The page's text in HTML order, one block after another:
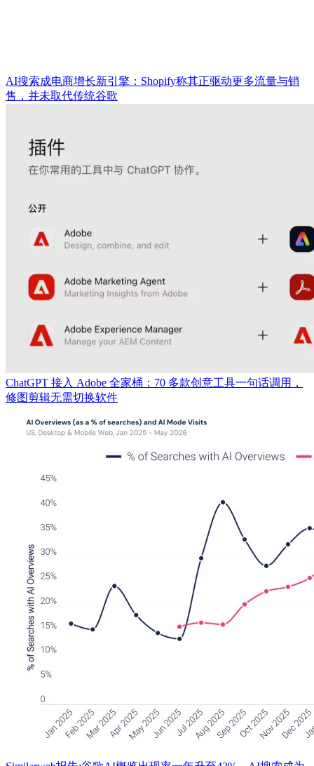
AI搜索成电商增长新引擎：Shopify称其正驱动更多流量与销
售，并未取代传统谷歌
ChatGPT 接入 Adobe 全家桶：70 多款创意工具一句话调用，
修图剪辑无需切换软件